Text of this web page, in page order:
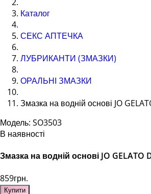
Каталог
СЕКС АПТЕЧКА
ЛУБРИКАНТИ (ЗМАЗКИ)
ОРАЛЬНІ ЗМАЗКИ
Змазка на водній основі JO
Модель: SO3503
В наявності
Змазка на водній основі JO
859грн.
Купити